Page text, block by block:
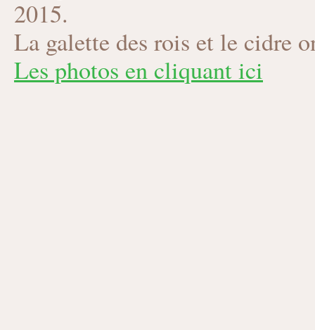
2015.
La galette des rois et le cidre
Les photos en cliquant ici